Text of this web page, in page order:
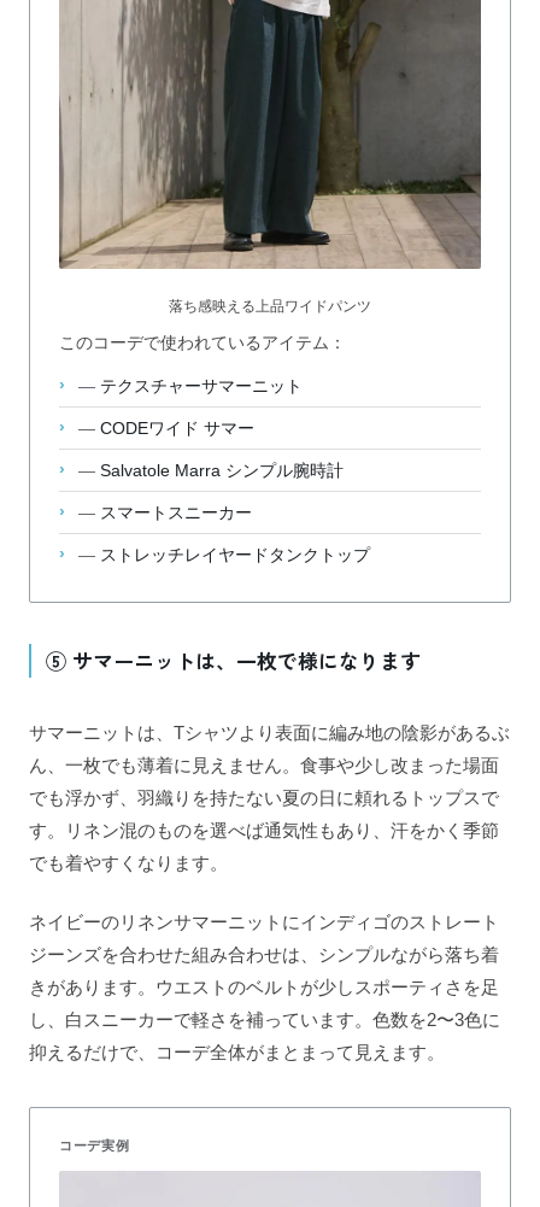
落ち感映える上品ワイドパンツ
このコーデで使われているアイテム：
— テクスチャーサマーニット
— CODEワイド サマー
— Salvatole Marra シンプル腕時計
— スマートスニーカー
— ストレッチレイヤードタンクトップ
⑤ サマーニットは、一枚で様になります
サマーニットは、Tシャツより表面に編み地の陰影があるぶ
ん、一枚でも薄着に見えません。食事や少し改まった場面
でも浮かず、羽織りを持たない夏の日に頼れるトップスで
す。リネン混のものを選べば通気性もあり、汗をかく季節
でも着やすくなります。
ネイビーのリネンサマーニットにインディゴのストレート
ジーンズを合わせた組み合わせは、シンプルながら落ち着
きがあります。ウエストのベルトが少しスポーティさを足
し、白スニーカーで軽さを補っています。色数を2〜3色に
抑えるだけで、コーデ全体がまとまって見えます。
コーデ実例